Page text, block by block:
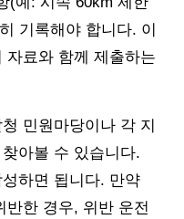
기록해야 합니다. 이
자료와 함께 제출하는
민원마당이나 각 지
아볼 수 있습니다.
하면 됩니다. 만약
반한 경우, 위반 운전